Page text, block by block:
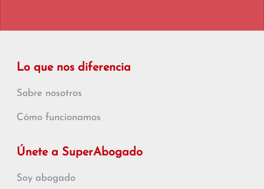
Lo que nos diferencia
Sobre nosotros
Cómo funcionamos
Únete a SuperAbogado
Soy abogado